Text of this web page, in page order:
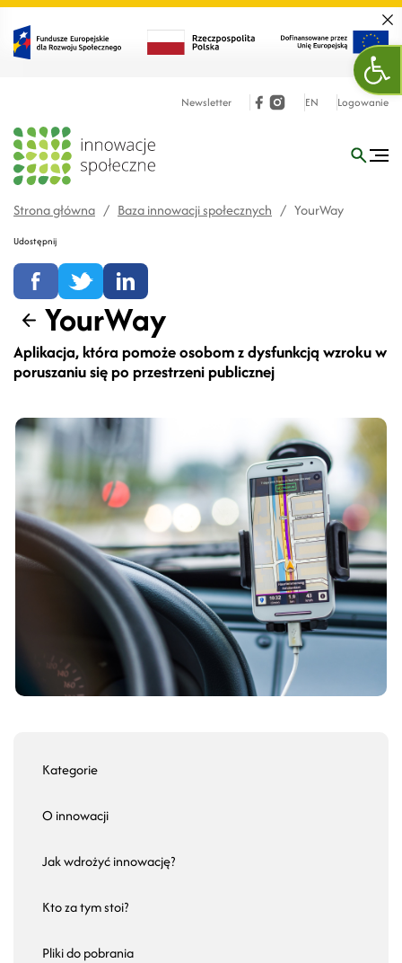
Newsletter EN Logowanie
Strona główna / Baza innowacji społecznych / YourWay
Kategorie
O innowacji
Jak wdrożyć innowację?
Kto za tym stoi?
Pliki do pobrania
Wstecz
YourWay
Aplikacja, która pomoże osobom z dysfunkcją wzroku w
poruszaniu się po przestrzeni publicznej
Udostępnij